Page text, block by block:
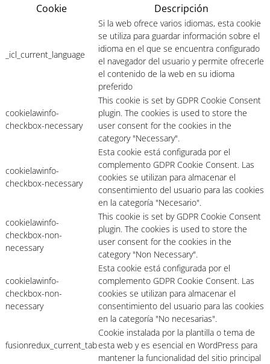
Cookie Descripción
_icl_current_language
Si la web ofrece varios idiomas, esta cookie
se utiliza para guardar información sobre el
idioma en el que se encuentra configurado
el navegador del usuario y permite ofrecerle
el contenido de la web en su idioma
preferido
cookielawinfo-
checkbox-necessary
This cookie is set by GDPR Cookie Consent
plugin. The cookies is used to store the
user consent for the cookies in the
category "Necessary".
cookielawinfo-
checkbox-necessary
Esta cookie está configurada por el
complemento GDPR Cookie Consent. Las
cookies se utilizan para almacenar el
consentimiento del usuario para las cookies
en la categoría "Necesario".
cookielawinfo-
checkbox-non-
necessary
This cookie is set by GDPR Cookie Consent
plugin. The cookies is used to store the
user consent for the cookies in the
category "Non Necessary".
cookielawinfo-
checkbox-non-
necessary
Esta cookie está configurada por el
complemento GDPR Cookie Consent. Las
cookies se utilizan para almacenar el
consentimiento del usuario para las cookies
en la categoría "No necesarias".
fusionredux_current_tab
Cookie instalada por la plantilla o tema de
esta web y es esencial en WordPress para
mantener la funcionalidad del sitio principal